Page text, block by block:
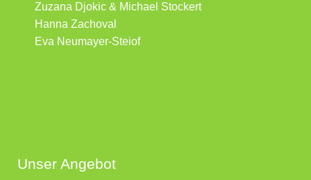
Zuzana Djokic & Michael Stockert
Hanna Zachoval
Eva Neumayer-Steiof
Unser Angebot